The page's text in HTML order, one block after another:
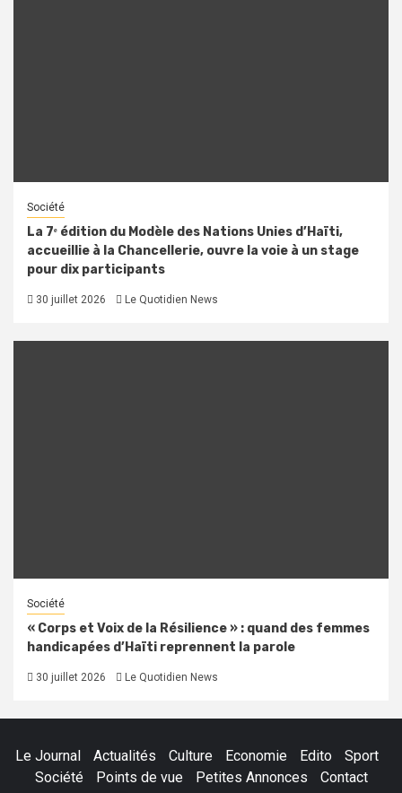
Société
La 7ᵉ édition du Modèle des Nations Unies d’Haïti,
accueillie à la Chancellerie, ouvre la voie à un stage
pour dix participants
30 juillet 2026 Le Quotidien News
Société
« Corps et Voix de la Résilience » : quand des femmes
handicapées d’Haïti reprennent la parole
30 juillet 2026 Le Quotidien News
Le Journal Actualités Culture Economie Edito
Sport
Société
Points de vue Petites Annonces Contact